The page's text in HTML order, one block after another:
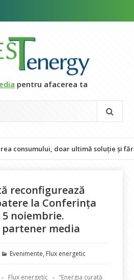
pentru afacerea ta
doar ultimă soluție și fără
reconfigurează
la Conferința
5 noiembrie.
partener media
Categorii
Evenimente, Flux energetic
Flux energetic
“Energia curată